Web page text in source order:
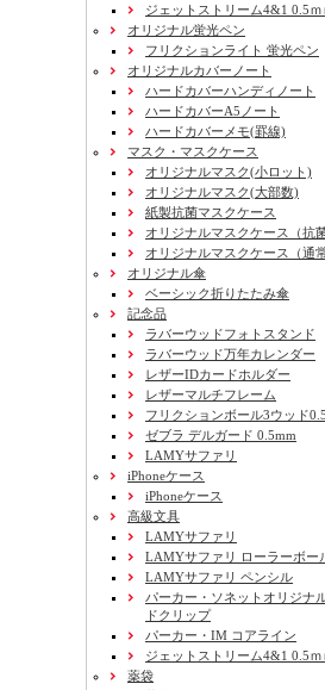
ジェットストリーム4&1 0.5ｍ
オリジナル蛍光ペン
フリクションライト 蛍光ペン
オリジナルカバーノート
ハードカバーハンディノート
ハードカバーA5ノート
ハードカバーメモ(罫線)
マスク・マスクケース
オリジナルマスク(小ロット)
オリジナルマスク(大部数)
紙製抗菌マスクケース
オリジナルマスクケース（抗
オリジナルマスクケース（通
オリジナル傘
ベーシック折りたたみ傘
記念品
ラバーウッドフォトスタンド
ラバーウッド万年カレンダー
レザーIDカードホルダー
レザーマルチフレーム
フリクションボール3ウッド
ゼブラ デルガード 0.5mm
LAMYサファリ
iPhoneケース
iPhoneケース
高級文具
LAMYサファリ
LAMYサファリ ローラーボー
LAMYサファリ ペンシル
パーカー・ソネットオリジナ
ドクリップ
パーカー・IM コアライン
ジェットストリーム4&1 0.5ｍ
薬袋